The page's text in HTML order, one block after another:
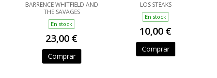
BARRENCE WHITFIELD AND
THE SAVAGES
En stock
23,00 €
Comprar
LOS STEAKS
En stock
10,00 €
Comprar